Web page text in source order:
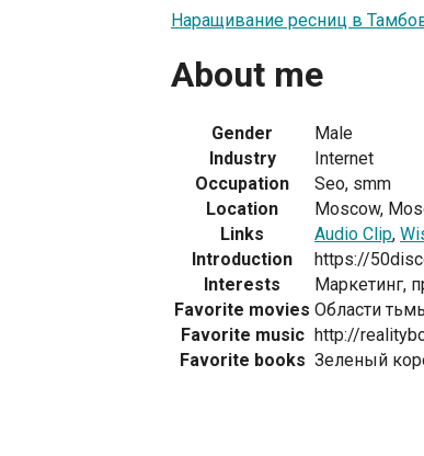
Наращивание ресниц в
About me
Gender
Male
Industry
Internet
Occupation
Seo, smm
Location
Moscow,
Links
Audio Clip,
Introduction
https://
Interests
Маркетинг,
Favorite movies Области
Favorite music http://
Favorite books Зеленый